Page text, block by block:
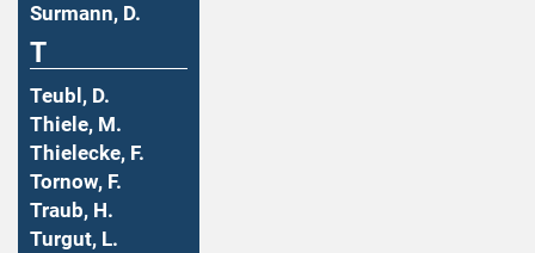
Surmann, D.
T
Teubl, D.
Thiele, M.
Thielecke, F.
Tornow, F.
Traub, H.
Turgut, L.